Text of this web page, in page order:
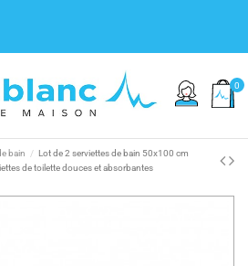
0
bain
Lot de 2 serviettes de bain 50x100 cm
de toilette douces et absorbantes